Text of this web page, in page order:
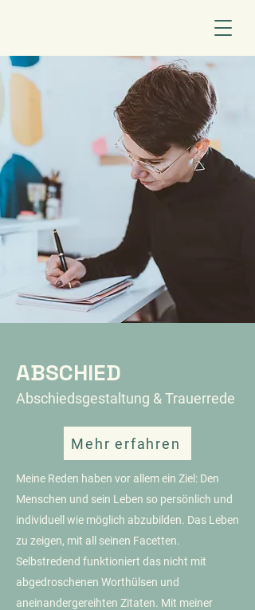
ABSCHIED
Abschiedsgestaltung & Trauerrede
Mehr erfahren
Meine Reden haben vor allem ein Ziel: Den
Menschen und sein Leben so persönlich und
individuell wie möglich abzubilden. Das Leben
zu zeigen, mit all seinen Facetten.
Selbstredend funktioniert das nicht mit
abgedroschenen Worthülsen und
aneinandergereihten Zitaten. Mit meiner